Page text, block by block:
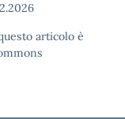
articolo è